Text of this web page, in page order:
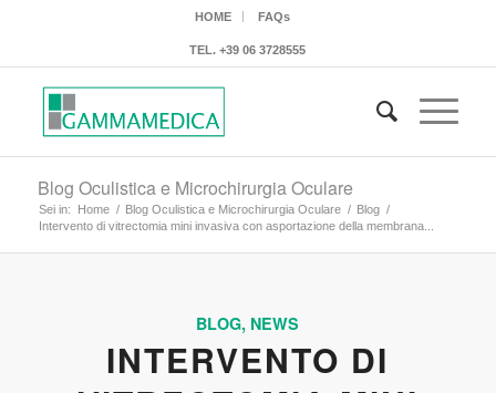
HOME FAQs
TEL.+39 06 3728555
Blog Oculistica e Microchirurgia Oculare
Sei in: Home / Blog Oculistica e Microchirurgia Oculare / Blog /
Intervento di vitrectomia mini invasiva con asportazione della membrana...
BLOG, NEWS
INTERVENTO DI